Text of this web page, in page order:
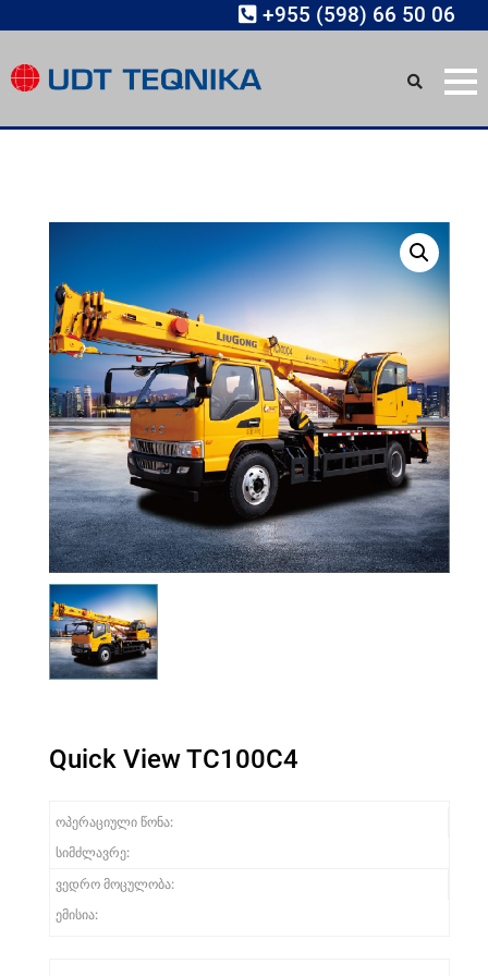
+955 (598) 66 50 06
Quick View TC100C4
ოპერაციული წონა:
სიმძლავრე:
ვედრო მოცულობა:
ემისია: